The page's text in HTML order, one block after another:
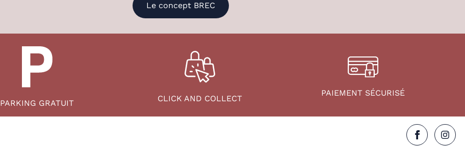
Le concept BREC
PARKING GRATUIT CLICK AND COLLECT
PAIEMENT SÉCURISÉ